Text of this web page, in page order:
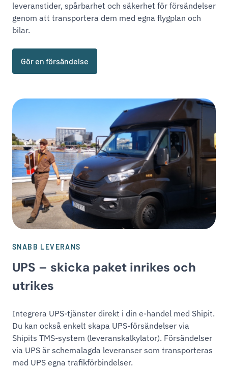
leveranstider, spårbarhet och säkerhet för försändelser
genom att transportera dem med egna flygplan och
bilar.
Gör en försändelse
SNABB LEVERANS
UPS – skicka paket inrikes och
utrikes
Integrera UPS-tjänster direkt i din e-handel med Shipit.
Du kan också enkelt skapa UPS-försändelser via
Shipits TMS-system (leveranskalkylator). Försändelser
via UPS är schemalagda leveranser som transporteras
med UPS egna trafikförbindelser.